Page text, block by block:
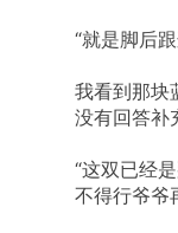
“就是脚后
我看到那块
没有回答补
“这双已经
不得行爷爷